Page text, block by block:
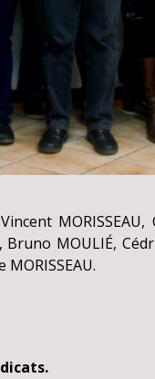
MORISSEAU,
Bruno MOULIÉ,